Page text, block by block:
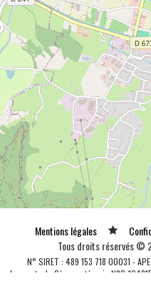
Mentions légales
Tous droits réservés ©
N° SIRET : 489 153 718 00031 -
de spectacle 2ème catégorie N°2-